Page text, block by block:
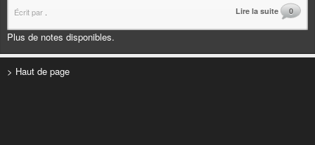
Écrit par Lire la suite 0
Plus de notes disponibles.
> Haut de page